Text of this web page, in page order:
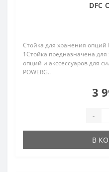
DFC
Стойка для хранения опций
1Стойка предназначена
опций и акссессуаров для
POWERG..
3
-
В